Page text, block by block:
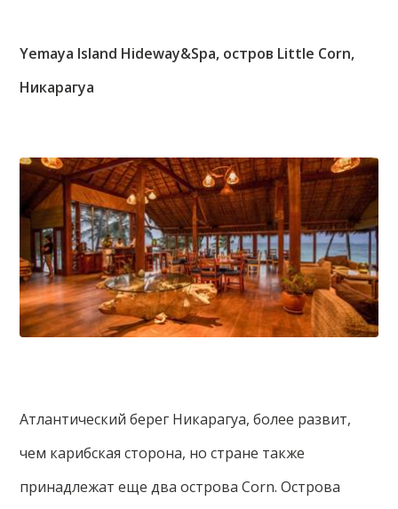
Yemaya Island Hideway&Spa, остров Little Corn,
Никарагуа
Атлантический берег Никарагуа, более развит,
чем карибская сторона, но стране также
принадлежат еще два острова Corn. Острова